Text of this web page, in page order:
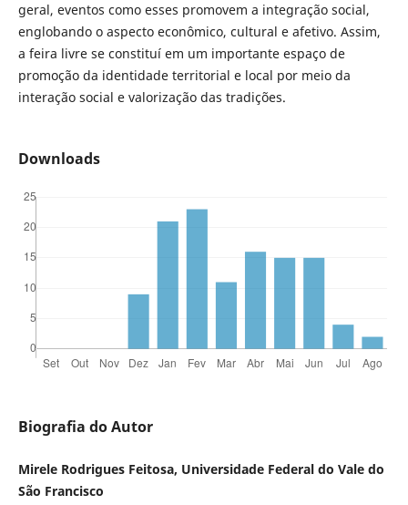
geral, eventos como esses promovem a integração social,
englobando o aspecto econômico, cultural e afetivo. Assim,
a feira livre se constituí em um importante espaço de
promoção da identidade territorial e local por meio da
interação social e valorização das tradições.
Downloads
Biografia do Autor
Mirele Rodrigues Feitosa, Universidade Federal do Vale do
São Francisco